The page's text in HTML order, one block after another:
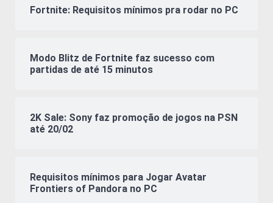
Fortnite: Requisitos mínimos pra rodar no PC
Modo Blitz de Fortnite faz sucesso com
partidas de até 15 minutos
2K Sale: Sony faz promoção de jogos na PSN
até 20/02
Requisitos mínimos para Jogar Avatar
Frontiers of Pandora no PC